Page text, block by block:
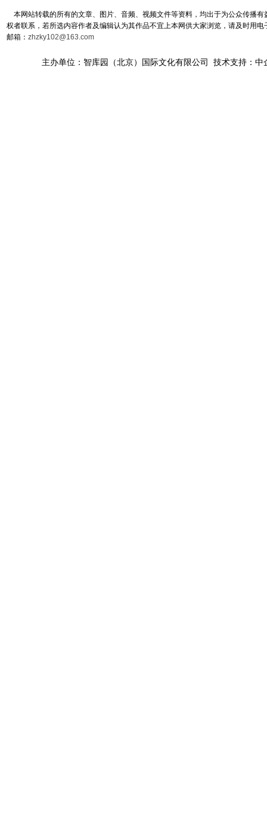
本网站转载的所有的文章、图片、音频、视频文件等资料，均出于为公众传播
权者联系，若所选内容作者及编辑认为其作品不宜上本网供大家浏览，请及时用
邮箱： zhzky102@163.com
主办单位：智库园（北京）国际文化有限公司 技术支持：